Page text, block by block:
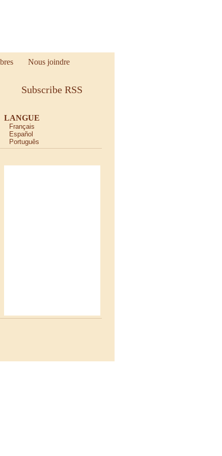
Nous joindre
Subscribe RSS
LANGUE
Français
Español
Português